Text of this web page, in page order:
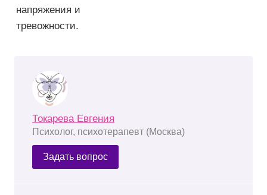
напряжения и
тревожности.
Токарева Евгения
Психолог, психотерапевт (Москва)
Задать вопрос